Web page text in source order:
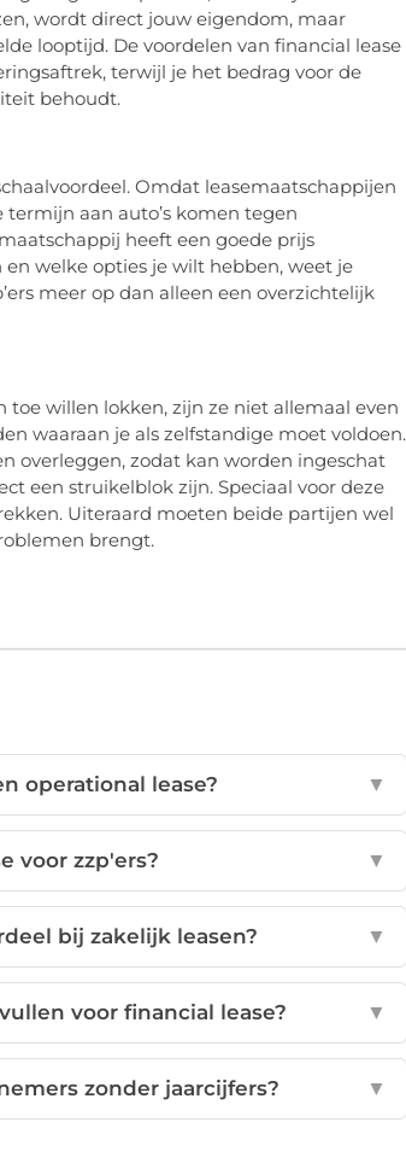
wordt direct jouw eigendom, maar
looptijd. De voordelen van financial lease
terwijl je het bedrag voor de
behoudt.
Omdat leasemaatschappijen
aan auto’s komen tegen
heeft een goede prijs
welke opties je wilt hebben, weet je
meer op dan alleen een overzichtelijk
toe willen lokken, zijn ze niet allemaal even
waaraan je als zelfstandige moet voldoen.
overleggen, zodat kan worden ingeschat
een struikelblok zijn. Speciaal voor deze
Uiteraard moeten beide partijen wel
brengt.
operational lease? ▼
voor zzp'ers? ▼
bij zakelijk leasen? ▼
voor financial lease? ▼
zonder jaarcijfers? ▼